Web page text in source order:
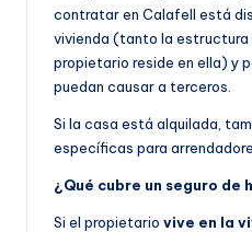
contratar en Calafell está
vivienda (tanto la estructura
propietario reside en ella) y
puedan causar a terceros.
Si la casa está alquilada,
específicas para
¿Qué cubre un seguro
Si el propietario vive en la